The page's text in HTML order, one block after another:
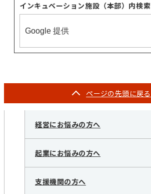
インキュベーション施設（本部）内検索
ページの先頭に戻る
経営にお悩みの方へ
起業にお悩みの方へ
支援機関の方へ